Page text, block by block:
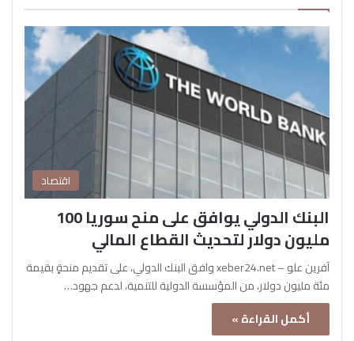
اقتصاد
البنك الدولي يوافق على منح سوريا 100
مليون دولار لتحديث القطاع المالي
آفرين علو – xeber24.net وافق البنك الدولي، على تقديم منحةٍ بقيمة
مئة مليون دولار، من المؤسسة الدولية للتنمية، لدعم جهود…
أكمل القراءة »